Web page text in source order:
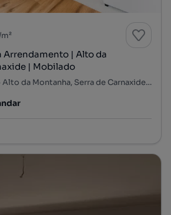
Arrendamento | Alto da
| Mobilado
Rua 1 - Urbanização Alto da Montanha, Serra de Carnaxide - Parque de Santa Cruz, Carnaxide e Queijas, Oeiras, Lisboa